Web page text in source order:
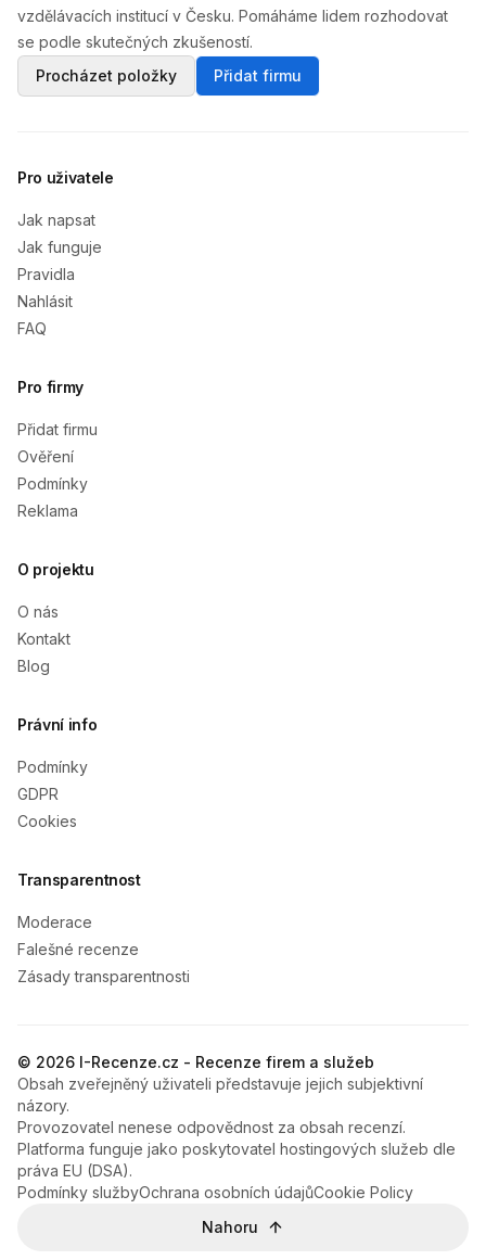
vzdělávacích institucí v Česku. Pomáháme lidem rozhodovat
se podle skutečných zkušeností.
Procházet položky
Přidat firmu
Pro uživatele
Jak napsat
Jak funguje
Pravidla
Nahlásit
FAQ
Pro firmy
Přidat firmu
Ověření
Podmínky
Reklama
O projektu
O nás
Kontakt
Blog
Právní info
Podmínky
GDPR
Cookies
Transparentnost
Moderace
Falešné recenze
Zásady transparentnosti
© 2026 I-Recenze.cz - Recenze firem a služeb
Obsah zveřejněný uživateli představuje jejich subjektivní
názory.
Provozovatel nenese odpovědnost za obsah recenzí.
Platforma funguje jako poskytovatel hostingových služeb dle
práva EU (DSA).
Podmínky službyOchrana osobních údajůCookie Policy
Nahoru